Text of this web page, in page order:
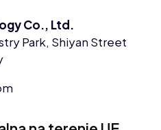
Co., Ltd.
Park, Shiyan Street